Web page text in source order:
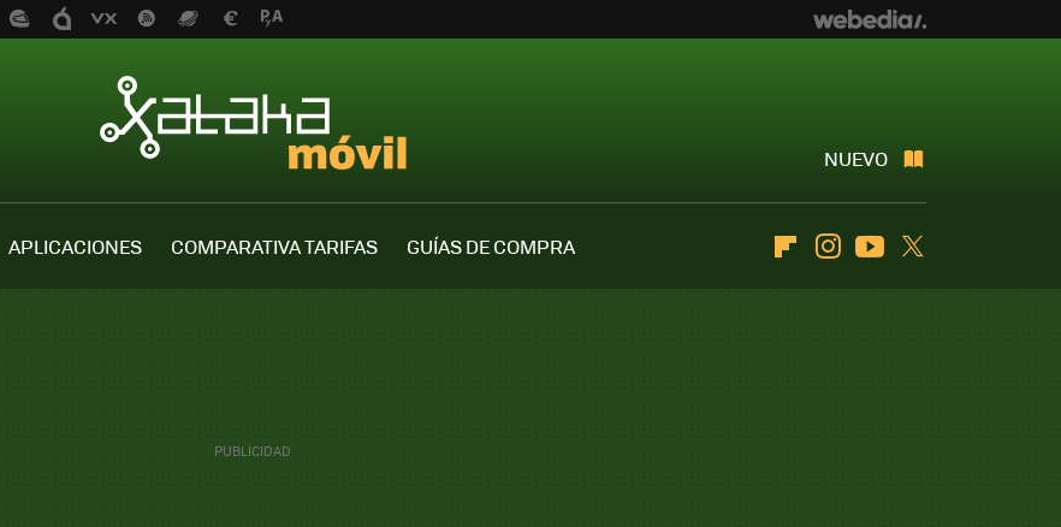
NUEVO
APLICACIONES COMPARATIVA TARIFAS
GUÍAS DE COMPRA
FlipboardInstagramYoutube